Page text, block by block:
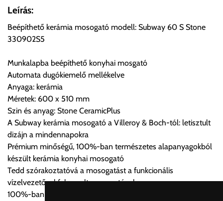
Önnek lehetősége van rendelését a beérkezést követően
ingyenesen átvenni Budapesti Cégcsoportunk Stúdiójában
előre egyeztetett időpontban.
Szállítási díjak:
Az oldalunkon rendelés esetén, amennyiben szállítást is kér,
úgy esetenként több lehetőséget ajánl fel a program. Kérjük, a
vásárolt árú figyelembevételével az önnek megfelelő szállítási
költséget válassza ki.
Amennyiben nem biztos választásában, vagy a program
automatikusan nem ajánl fel szállítási költséget, úgy válassza
a 0.- forintos szállítást, kollégáink megvizsgálják a vásárolt
termék adatait, majd visszaigazolják a szállítás költségét.
Leírás:
Beépíthető kerámia mosogató modell: Subway 60 S Stone
330902S5
Munkalapba beépíthető konyhai mosgató
Automata dugókiemelő mellékelve
Anyaga: kerámia
Méretek: 600 x 510 mm
Szin és anyag: Stone CeramicPlus
A Subway kerámia mosogató a Villeroy & Boch-tól: letisztult
dizájn a mindennapokra
Prémium minőségű, 100%-ban természetes alapanyagokból
készült kerámia konyhai mosogató
Tedd szórakoztatóvá a mosogatást a funkcionális
vízelvezetővel felszerelt mosogatóval
100%-ban természetes alapanyagok és kézművesség 270